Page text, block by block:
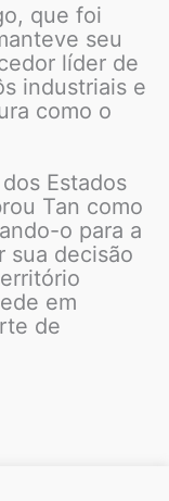
que foi
seu
líder de
industriais e
como o
Estados
Tan como
o para a
sua decisão
em
de